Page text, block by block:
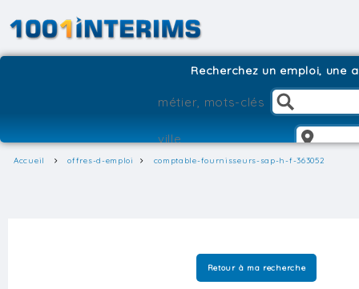
Recherchez un emploi, une
Accueil offres-d-emploi comptable-fournisseurs-sap-h-f-363052
Retour à ma recherche